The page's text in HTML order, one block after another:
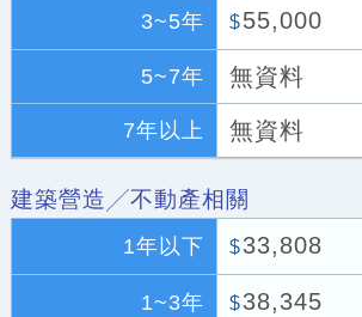
3~5年 $55,000
5~7年 無資料
7年以上 無資料
建築營造╱不動產相關
1年以下 $33,808
1~3年 $38,345